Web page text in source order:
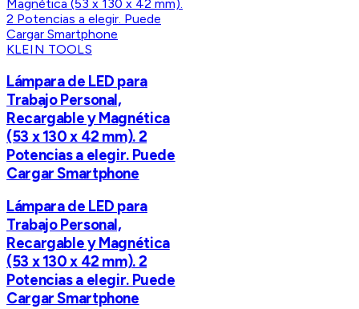
KLEIN TOOLS
Lámpara de LED para
Trabajo Personal,
Recargable y Magnética
(53 x 130 x 42 mm). 2
Potencias a elegir. Puede
Cargar Smartphone
Lámpara de LED para
Trabajo Personal,
Recargable y Magnética
(53 x 130 x 42 mm). 2
Potencias a elegir. Puede
Cargar Smartphone